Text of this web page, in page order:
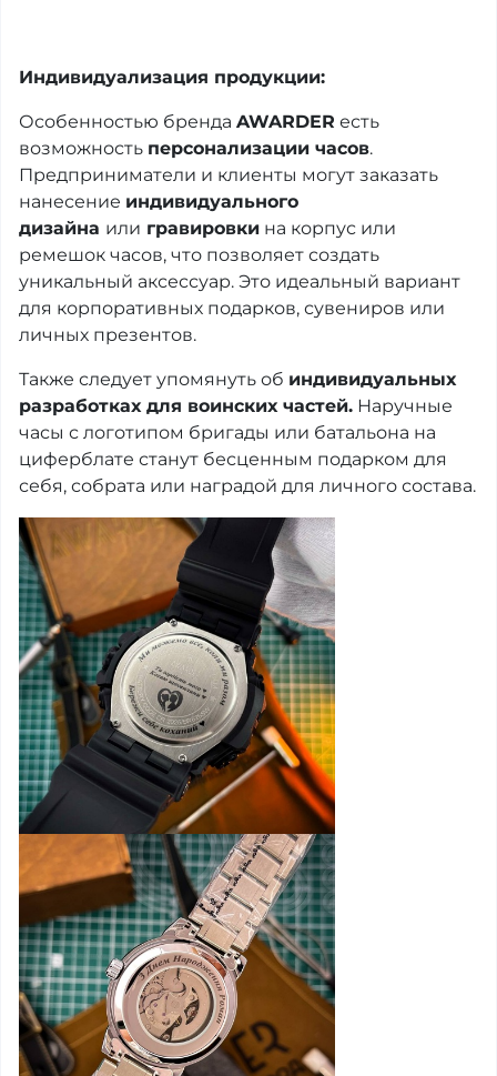
Индивидуализация продукции:
Особенностью бренда AWARDER есть
возможность персонализации часов.
Предприниматели и клиенты могут заказать
нанесение индивидуального
дизайна или гравировки на корпус или
ремешок часов, что позволяет создать
уникальный аксессуар. Это идеальный вариант
для корпоративных подарков, сувениров или
личных презентов.
Также следует упомянуть об индивидуальных
разработках для воинских частей. Наручные
часы с логотипом бригады или батальона на
циферблате станут бесценным подарком для
себя, собрата или наградой для личного состава.